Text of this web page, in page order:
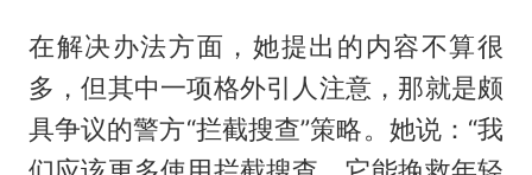
在解决办法方面，她提出的内容不算很
多，但其中一项格外引人注意，那就是颇
具争议的警方“拦截搜查”策略。她说：“我